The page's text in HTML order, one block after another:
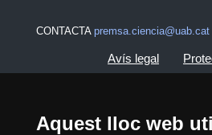
Aquest lloc web
CONTACTA premsa.ciencia@uab.cat
Avís legal